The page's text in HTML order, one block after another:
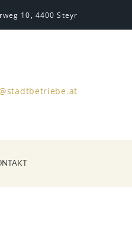
10, 4400 Steyr